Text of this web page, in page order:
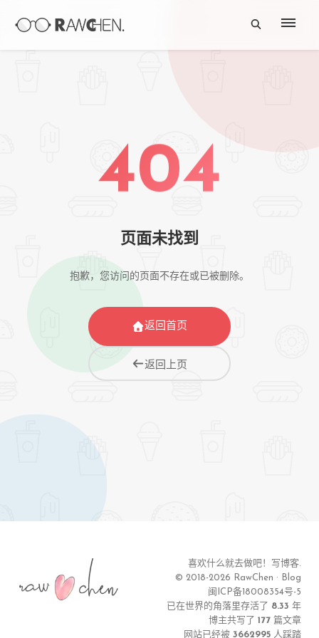
404
页面未找到
抱歉，您访问的页面不存在或已被删除。
返回首页
返回上页
喜欢什么就去做吧！写博客.
© 2018-2026
RawChen · Blog
闽ICP备18008354号-5
已在世界的角落里存活了 8.33 年
博主共写了 177 篇文章
网站已经被 3662995 人踩踏